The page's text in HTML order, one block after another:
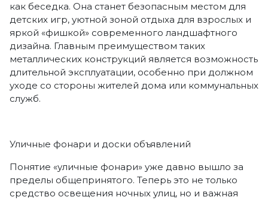
как беседка. Она станет безопасным местом для
детских игр, уютной зоной отдыха для взрослых и
яркой «фишкой» современного ландшафтного
дизайна. Главным преимуществом таких
металлических конструкций является возможность
длительной эксплуатации, особенно при должном
уходе со стороны жителей дома или коммунальных
служб.
Уличные фонари и доски объявлений
Понятие «уличные фонари» уже давно вышло за
пределы общепринятого. Теперь это не только
средство освещения ночных улиц, но и важная